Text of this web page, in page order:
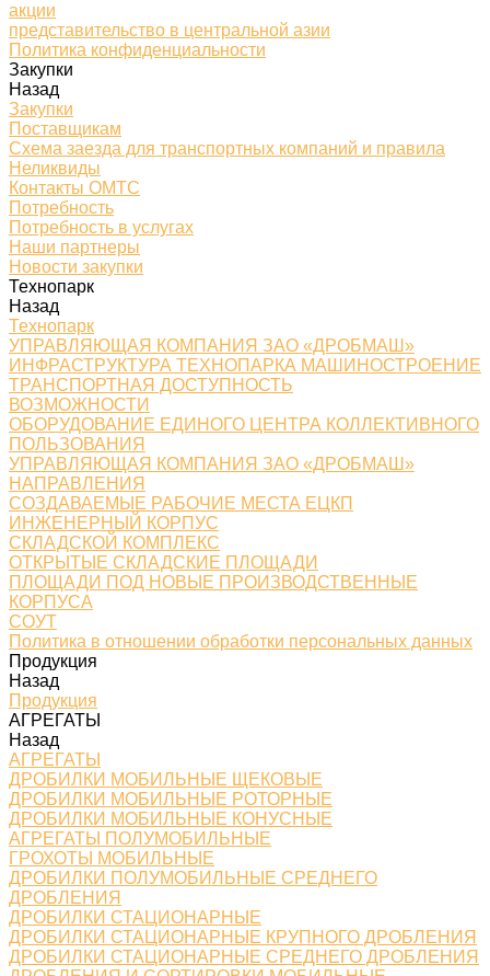
акции
представительство в центральной азии
Политика конфиденциальности
Закупки
Назад
Закупки
Поставщикам
Схема заезда для транспортных компаний и правила
Неликвиды
Контакты ОМТС
Потребность
Потребность в услугах
Наши партнеры
Новости закупки
Технопарк
Назад
Технопарк
УПРАВЛЯЮЩАЯ КОМПАНИЯ ЗАО «ДРОБМАШ»
ИНФРАСТРУКТУРА ТЕХНОПАРКА МАШИНОСТРОЕНИЕ
ТРАНСПОРТНАЯ ДОСТУПНОСТЬ
ВОЗМОЖНОСТИ
ОБОРУДОВАНИЕ ЕДИНОГО ЦЕНТРА КОЛЛЕКТИВНОГО
ПОЛЬЗОВАНИЯ
УПРАВЛЯЮЩАЯ КОМПАНИЯ ЗАО «ДРОБМАШ»
НАПРАВЛЕНИЯ
СОЗДАВАЕМЫЕ РАБОЧИЕ МЕСТА ЕЦКП
ИНЖЕНЕРНЫЙ КОРПУС
СКЛАДСКОЙ КОМПЛЕКС
ОТКРЫТЫЕ СКЛАДСКИЕ ПЛОЩАДИ
ПЛОЩАДИ ПОД НОВЫЕ ПРОИЗВОДСТВЕННЫЕ
КОРПУСА
СОУТ
Политика в отношении обработки персональных данных
Продукция
Назад
Продукция
АГРЕГАТЫ
Назад
АГРЕГАТЫ
ДРОБИЛКИ МОБИЛЬНЫЕ ЩЕКОВЫЕ
ДРОБИЛКИ МОБИЛЬНЫЕ РОТОРНЫЕ
ДРОБИЛКИ МОБИЛЬНЫЕ КОНУСНЫЕ
АГРЕГАТЫ ПОЛУМОБИЛЬНЫЕ
ГРОХОТЫ МОБИЛЬНЫЕ
ДРОБИЛКИ ПОЛУМОБИЛЬНЫЕ СРЕДНЕГО
ДРОБЛЕНИЯ
ДРОБИЛКИ СТАЦИОНАРНЫЕ
ДРОБИЛКИ СТАЦИОНАРНЫЕ КРУПНОГО ДРОБЛЕНИЯ
ДРОБИЛКИ СТАЦИОНАРНЫЕ СРЕДНЕГО ДРОБЛЕНИЯ